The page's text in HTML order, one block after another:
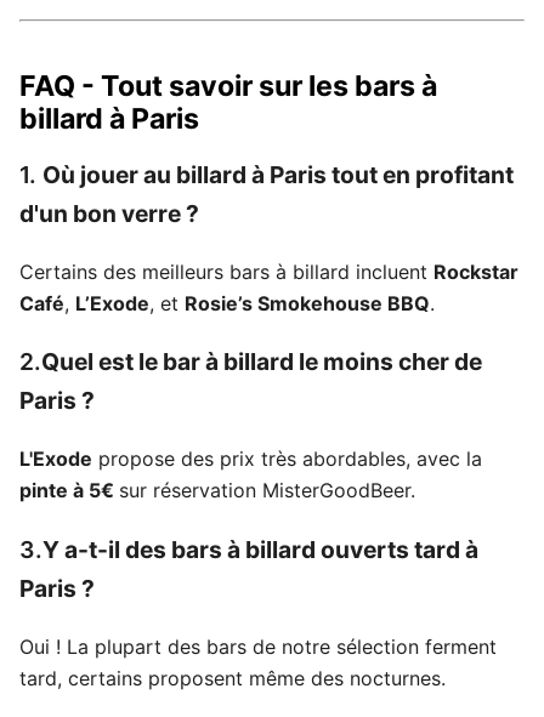
FAQ - Tout savoir sur les bars à
billard à Paris
1. Où jouer au billard à Paris tout en profitant
d'un bon verre ?
Certains des meilleurs bars à billard incluent Rockstar
Café, L’Exode, et Rosie’s Smokehouse BBQ.
2.Quel est le bar à billard le moins cher de
Paris ?
L'Exode propose des prix très abordables, avec la
pinte à 5€ sur réservation MisterGoodBeer.
3.Y a-t-il des bars à billard ouverts tard à
Paris ?
Oui ! La plupart des bars de notre sélection ferment
tard, certains proposent même des nocturnes.